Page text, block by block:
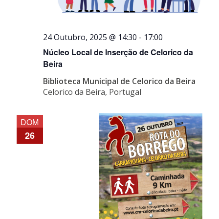
Núcleo Local de Inserção de Celorico da
Beira
24 Outubro, 2025 @ 14:30 - 17:00
Biblioteca Municipal de Celorico da Beira
Celorico da Beira, Portugal
DOM
26